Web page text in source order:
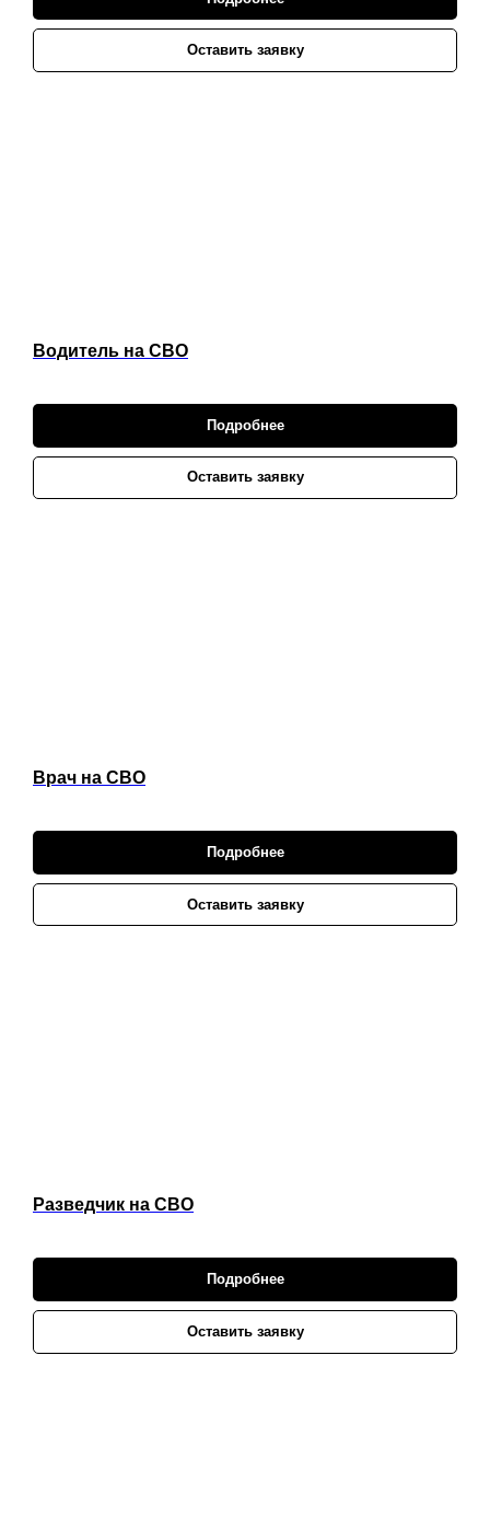
Оставить заявку
Водитель на СВО
Подробнее
Оставить заявку
Врач на СВО
Подробнее
Оставить заявку
Разведчик на СВО
Подробнее
Оставить заявку